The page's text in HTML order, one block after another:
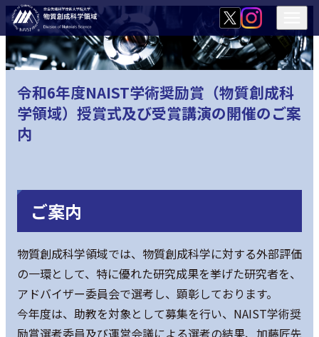
令和6年度NAIST学術奨励賞（物質創成科
学領域）授賞式及び受賞講演の開催のご案
内
ご案内
物質創成科学領域では、物質創成科学に対する外部評価
の一環として、特に優れた研究成果を挙げた研究者を、
アドバイザー委員会で選考し、顕彰しております。
今年度は、助教を対象として募集を行い、NAIST学術奨
励賞選考委員及び運営会議による選考の結果、加藤匠先